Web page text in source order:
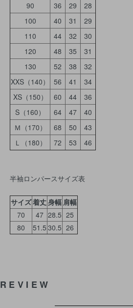
90
36 29
28
100
40 31
29
110
44 32
30
120
48 35
31
130
52 38
32
XXS（140）
56 41
34
XS（150）
60 44
36
S（160）
64 47
40
Ｍ（170）
68 50
43
Ｌ（180）
72 53 46
半袖ロンパースサイズ表
サイズ着丈身幅 肩幅
70
47 28.5 25
80
51.5 30.5 26
REVIEW